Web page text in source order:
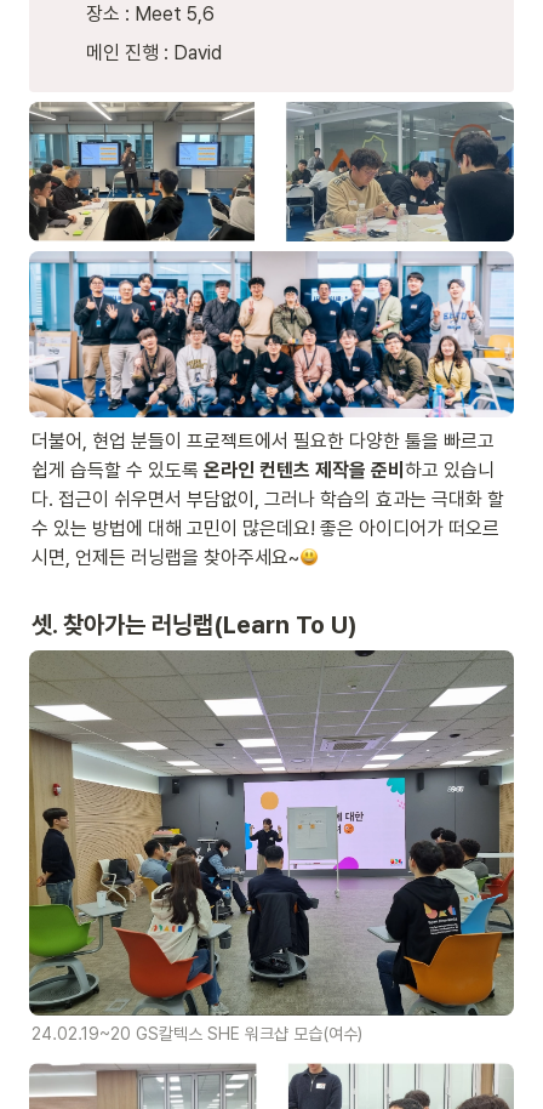
장소 : Meet 5,6
메인 진행 : David
더불어, 현업 분들이 프로젝트에서 필요한 다양한 툴을 빠르고
쉽게 습득할 수 있도록 온라인 컨텐츠 제작을 준비 하고 있습니
다. 접근이 쉬우면서 부담없이, 그러나 학습의 효과는 극대화 할
수 있는 방법에 대해 고민이 많은데요! 좋은 아이디어가 떠오르
시면, 언제든 러닝랩을 찾아주세요~
셋. 찾아가는 러닝랩(Learn To U)
24.02.19~20 GS칼텍스 SHE 워크샵 모습(여수)